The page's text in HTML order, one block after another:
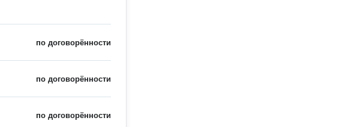
по договорённости
по договорённости
по договорённости